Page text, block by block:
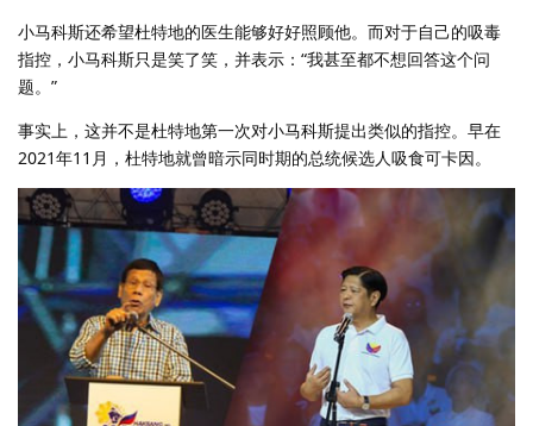
小马科斯还希望杜特地的医生能够好好照顾他。而对于自己的吸毒
指控，小马科斯只是笑了笑，并表示：“我甚至都不想回答这个问
题。”
事实上，这并不是杜特地第一次对小马科斯提出类似的指控。早在
2021年11月，杜特地就曾暗示同时期的总统候选人吸食可卡因。